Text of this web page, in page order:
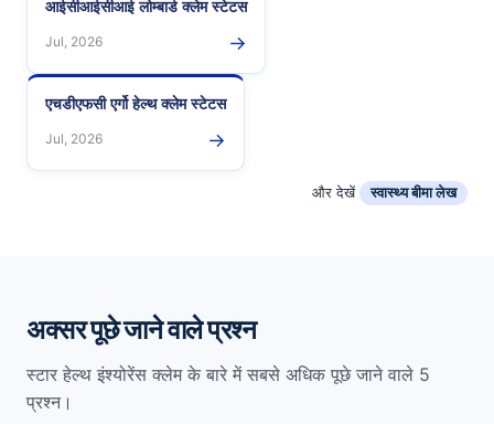
आईसीआईसीआई लोम्बार्ड क्लेम स्टेटस
Jul, 2026 →
एचडीएफसी एर्गो हेल्थ क्लेम स्टेटस
Jul, 2026 →
और देखें स्वास्थ्य बीमा लेख
अक्सर पूछे जाने वाले प्रश्न
स्टार हेल्थ इंश्योरेंस क्लेम के बारे में सबसे अधिक पूछे जाने वाले 5
प्रश्न।